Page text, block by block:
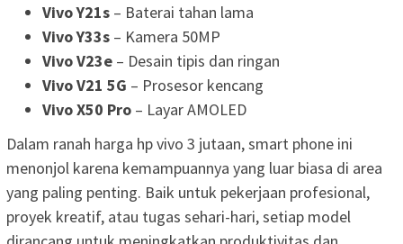
Vivo Y21s – Baterai tahan lama
Vivo Y33s – Kamera 50MP
Vivo V23e – Desain tipis dan ringan
Vivo V21 5G – Prosesor kencang
Vivo X50 Pro – Layar AMOLED
Dalam ranah harga hp vivo 3 jutaan, smart phone ini
menonjol karena kemampuannya yang luar biasa di area
yang paling penting. Baik untuk pekerjaan profesional,
proyek kreatif, atau tugas sehari-hari, setiap model